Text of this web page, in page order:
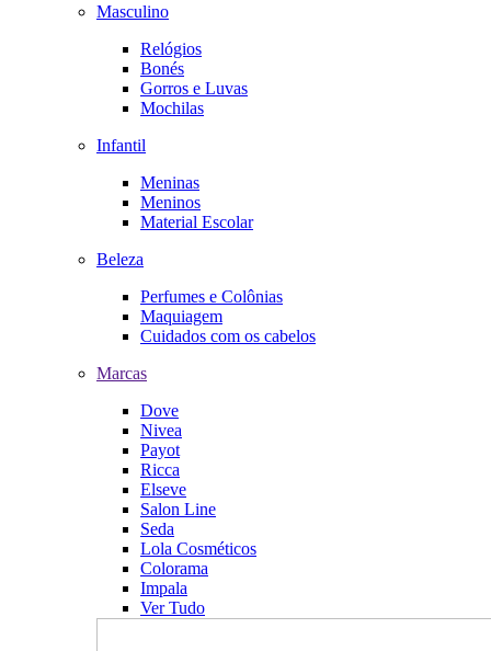
Masculino
Relógios
Bonés
Gorros e Luvas
Mochilas
Infantil
Meninas
Meninos
Material Escolar
Beleza
Perfumes e Colônias
Maquiagem
Cuidados com os cabelos
Marcas
Dove
Nivea
Payot
Ricca
Elseve
Salon Line
Seda
Lola Cosméticos
Colorama
Impala
Ver Tudo